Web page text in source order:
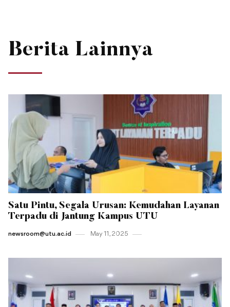
Berita Lainnya
Satu Pintu, Segala Urusan: Kemudahan Layanan
Terpadu di Jantung Kampus UTU
newsroom@utu.ac.id May 11 , 2025